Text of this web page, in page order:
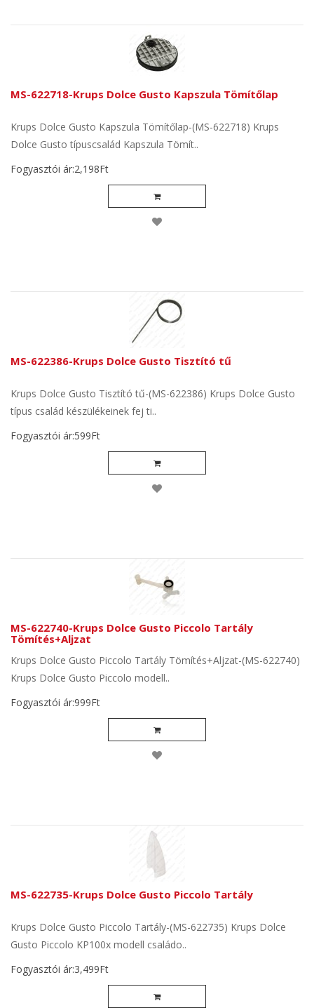
MS-622718-Krups Dolce Gusto Kapszula Tömítőlap
Krups Dolce Gusto Kapszula Tömítőlap-(MS-622718) Krups
Dolce Gusto típuscsalád Kapszula Tömít..
Fogyasztói ár:2,198Ft
MS-622386-Krups Dolce Gusto Tisztító tű
Krups Dolce Gusto Tisztító tű-(MS-622386) Krups Dolce Gusto
típus család készülékeinek fej ti..
Fogyasztói ár:599Ft
MS-622740-Krups Dolce Gusto Piccolo Tartály
Tömítés+Aljzat
Krups Dolce Gusto Piccolo Tartály Tömítés+Aljzat-(MS-622740)
Krups Dolce Gusto Piccolo modell..
Fogyasztói ár:999Ft
MS-622735-Krups Dolce Gusto Piccolo Tartály
Krups Dolce Gusto Piccolo Tartály-(MS-622735) Krups Dolce
Gusto Piccolo KP100x modell családo..
Fogyasztói ár:3,499Ft